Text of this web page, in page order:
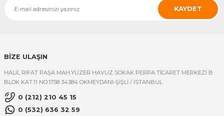
KAYDET
BİZE ULAŞIN
HALİL RIFAT PAŞA MAH.YÜZER HAVUZ SOKAK PERPA TİCARET MERKEZİ B
BLOK KAT:11 NO:1758 34384 OKMEYDANI-ŞİŞLİ / İSTANBUL
0 (212) 210 45 15
0 (532) 636 32 59